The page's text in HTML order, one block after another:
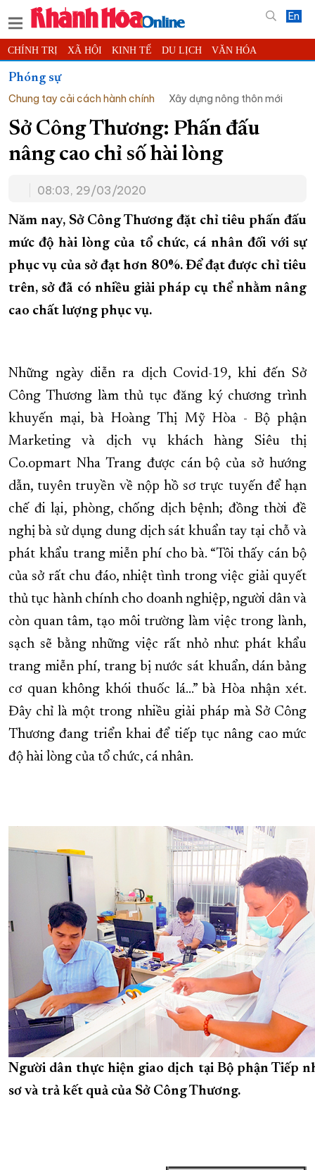
En
CHÍNH TRỊ XÃ HỘI KINH TẾ DU LỊCH VĂN HÓA
THỂ THAO
KHOA HỌC - CÔNG NGHỆ PHÁP LUẬT BẠN ĐỌC PHÓNG SỰ
THẾ GIỚI MULTIMEDIA VIDEO ĐỌC BÁO ONLINE
PODCAST THÔNG TIN - QUẢNG CÁO
TRƯỜNG SA BIỂN ĐẢO QUÊ HƯƠNG
CHUNG TAY CẢI CÁCH HÀNH CHÍNH
XÂY DỰNG NÔNG THÔN MỚI LỊCH CẮT ĐIỆN
TÀU - XE - MÁY BAY
KỶ NIỆM 370 NĂM XÂY DỰNG VÀ PHÁT TRIỂN TỈNH KHÁNH HÒA
KHOẢNH KHẮC ĐẸP XỨ TRẦM
Phóng sự
Chung tay cải cách hành chính
Xây dựng nông thôn mới
Sở Công Thương: Phấn đấu
nâng cao chỉ số hài lòng
08:03, 29/03/2020
Năm nay, Sở Công Thương đặt chỉ tiêu phấn đấu
mức độ hài lòng của tổ chức, cá nhân đối với sự
phục vụ của sở đạt hơn 80%. Để đạt được chỉ tiêu
trên, sở đã có nhiều giải pháp cụ thể nhằm nâng
cao chất lượng phục vụ.
Những ngày diễn ra dịch Covid-19, khi đến Sở
Công Thương làm thủ tục đăng ký chương trình
khuyến mại, bà Hoàng Thị Mỹ Hòa - Bộ phận
Marketing và dịch vụ khách hàng Siêu thị
Co.opmart Nha Trang được cán bộ của sở hướng
dẫn, tuyên truyền về nộp hồ sơ trực tuyến để hạn
chế đi lại, phòng, chống dịch bệnh; đồng thời đề
nghị bà sử dụng dung dịch sát khuẩn tay tại chỗ và
phát khẩu trang miễn phí cho bà. “Tôi thấy cán bộ
của sở rất chu đáo, nhiệt tình trong việc giải quyết
thủ tục hành chính cho doanh nghiệp, người dân và
còn quan tâm, tạo môi trường làm việc trong lành,
sạch sẽ bằng những việc rất nhỏ như: phát khẩu
trang miễn phí, trang bị nước sát khuẩn, dán bảng
cơ quan không khói thuốc lá…” bà Hòa nhận xét.
Đây chỉ là một trong nhiều giải pháp mà Sở Công
Thương đang triển khai để tiếp tục nâng cao mức
độ hài lòng của tổ chức, cá nhân.
Người dân thực hiện giao dịch tại Bộ phận Tiếp
sơ và trả kết quả của Sở Công Thương.